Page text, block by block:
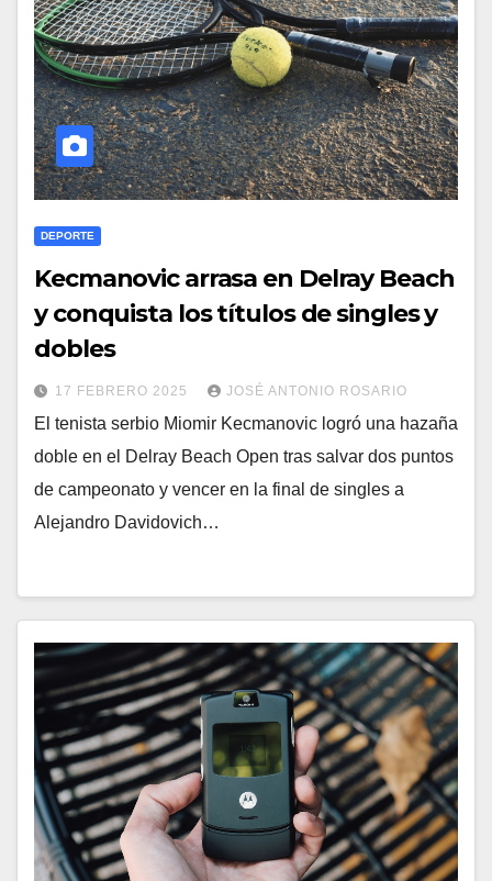
DEPORTE
Kecmanovic arrasa en Delray Beach
y conquista los títulos de singles y
dobles
17 FEBRERO 2025 JOSÉ ANTONIO ROSARIO
El tenista serbio Miomir Kecmanovic logró una hazaña
doble en el Delray Beach Open tras salvar dos puntos
de campeonato y vencer en la final de singles a
Alejandro Davidovich…